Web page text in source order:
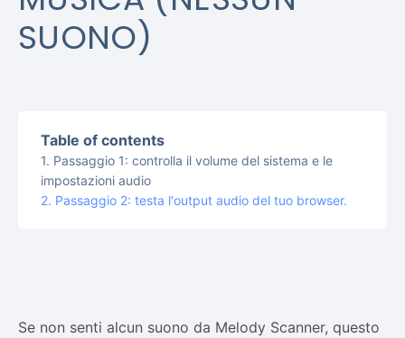
SUONO)
Table of contents
Passaggio 1: controlla il volume del sistema e le
impostazioni audio
Passaggio 2: testa l'output audio del tuo browser.
Se non senti alcun suono da Melody Scanner, questo